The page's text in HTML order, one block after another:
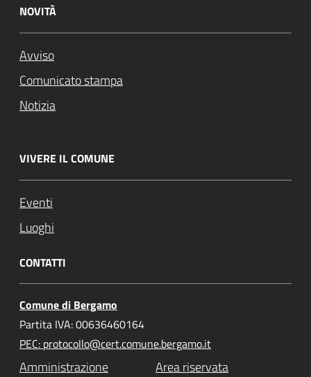
NOVITÀ
Avviso
Comunicato stampa
Notizia
VIVERE IL COMUNE
Eventi
Luoghi
CONTATTI
Comune di Bergamo
Partita IVA: 00636460164
PEC: protocollo@cert.comune.bergamo.it
Amministrazione
Area riservata